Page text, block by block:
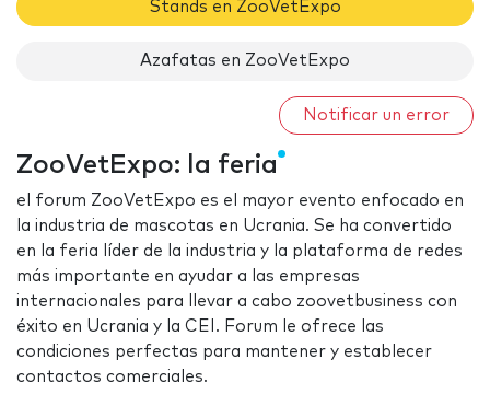
Stands en ZooVetExpo
Azafatas en ZooVetExpo
Notificar un error
ZooVetExpo: la feria
el forum ZooVetExpo es el mayor evento enfocado en
la industria de mascotas en Ucrania. Se ha convertido
en la feria líder de la industria y la plataforma de redes
más importante en ayudar a las empresas
internacionales para llevar a cabo zoovetbusiness con
éxito en Ucrania y la CEI. Forum le ofrece las
condiciones perfectas para mantener y establecer
contactos comerciales.